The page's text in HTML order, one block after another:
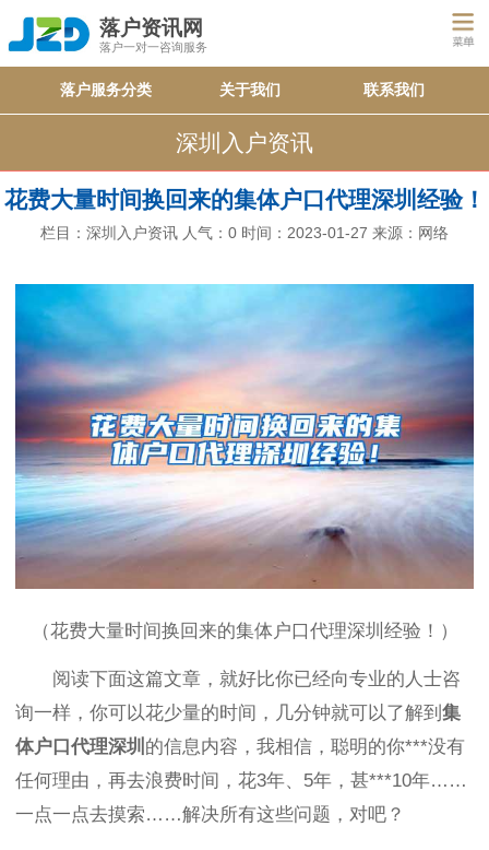
落户资讯网
落户一对一咨询服务
落户服务分类 关于我们 联系我们
深圳入户资讯
花费大量时间换回来的集体户口代理深圳经验！
栏目： 深圳入户资讯 人气： 0 时间：2023-01-27 来源：网络
（花费大量时间换回来的集体户口代理深圳经验！）
阅读下面这篇文章，就好比你已经向专业的人士咨
询一样，你可以花少量的时间，几分钟就可以了解到 集
体户口代理深圳 的信息内容，我相信，聪明的你***没有
任何理由，再去浪费时间，花3年、5年，甚***10年……
一点一点去摸索……解决所有这些问题，对吧？